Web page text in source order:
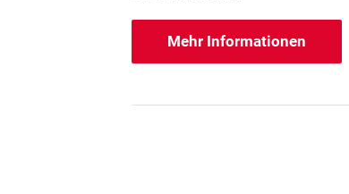
Mehr Informationen